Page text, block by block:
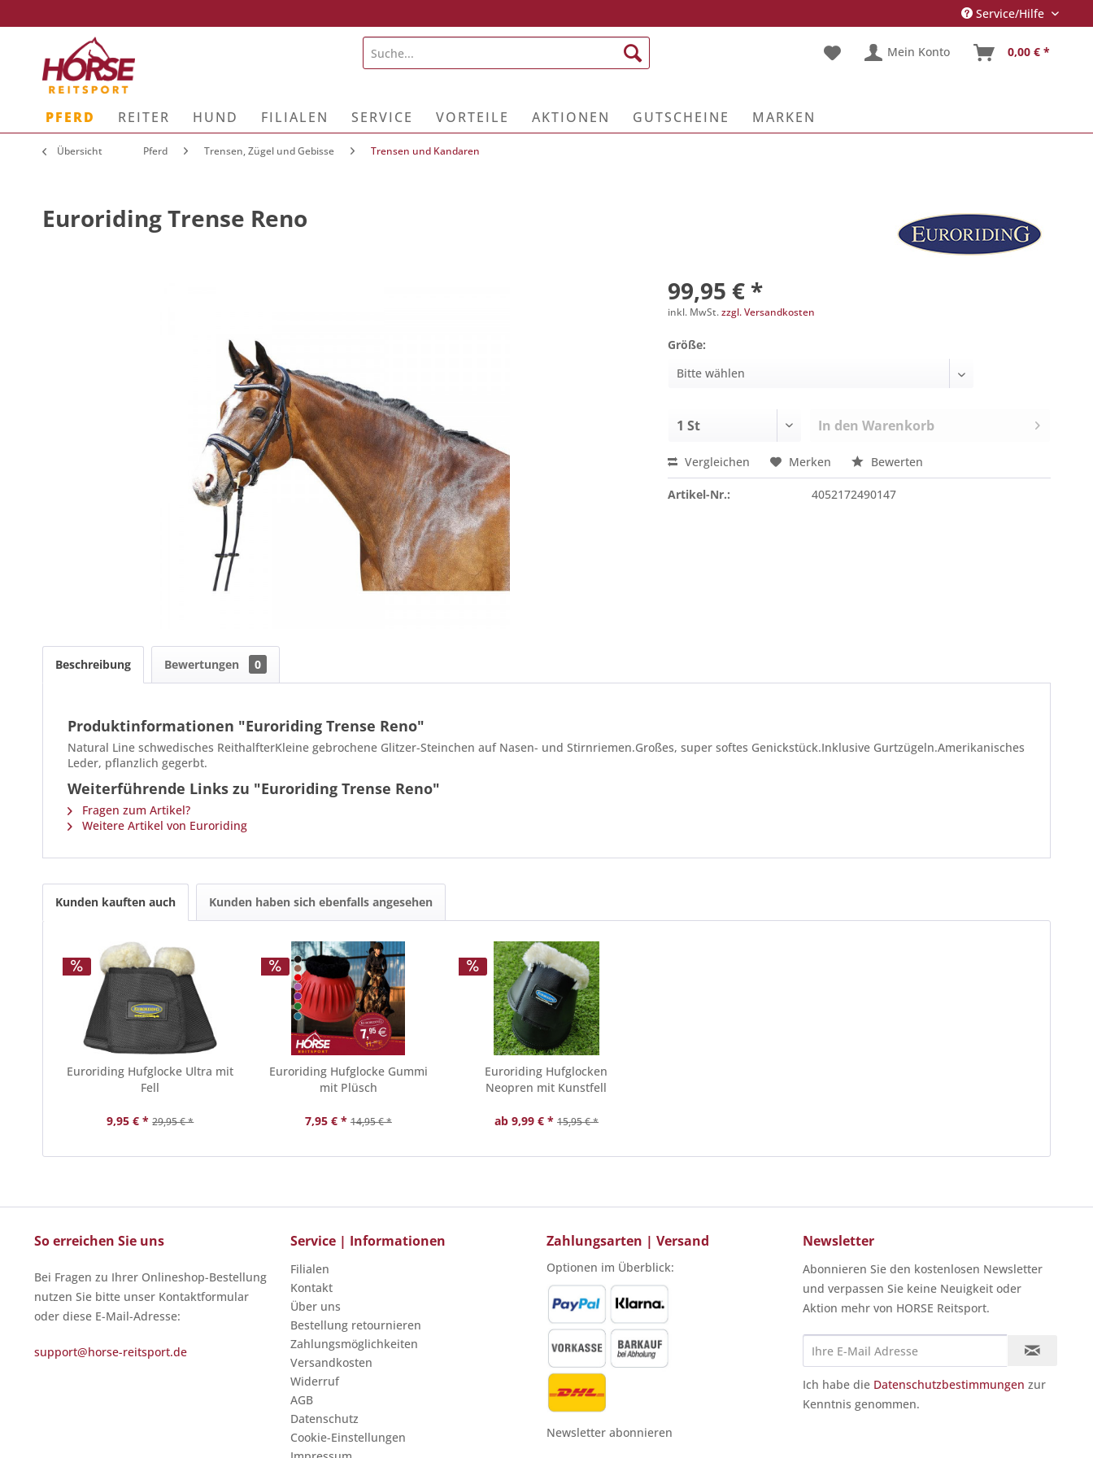
Service/Hilfe
Mein Konto 0,00 € *
PFERD REITER HUND FILIALEN SERVICE VORTEILE AKTIONEN GUTSCHEINE MARKEN
Übersicht Pferd Trensen, Zügel und Gebisse Trensen und Kandaren
Euroriding Trense Reno
99,95 € *
inkl. MwSt.zzgl. Versandkosten
Größe:
In den Warenkorb
Vergleichen Merken Bewerten
Artikel-Nr.: 4052172490147
Beschreibung Bewertungen 0
Produktinformationen "Euroriding Trense Reno"
Natural Line schwedisches ReithalfterKleine gebrochene Glitzer-Steinchen auf Nasen- und Stirnriemen.Großes, super softes Genickstück.Inklusive Gurtzügeln.Amerikanisches
Leder, pflanzlich gegerbt.
Weiterführende Links zu "Euroriding Trense Reno"
Fragen zum Artikel?
Weitere Artikel von Euroriding
Kunden kauften auch Kunden haben sich ebenfalls angesehen
Euroriding Hufglocke Ultra mit
Fell
9,95 € * 29,95 € *
Euroriding Hufglocke Gummi
mit Plüsch
7,95 € * 14,95 € *
Euroriding Hufglocken
Neopren mit Kunstfell
ab 9,99 € * 15,95 € *
So erreichen Sie uns
Bei Fragen zu Ihrer Onlineshop-Bestellung
nutzen Sie bitte unser Kontaktformular
oder diese E-Mail-Adresse:
support@horse-reitsport.de
Service | Informationen
Filialen
Kontakt
Über uns
Bestellung retournieren
Zahlungsmöglichkeiten
Versandkosten
Widerruf
AGB
Datenschutz
Cookie-Einstellungen
Zahlungsarten | Versand
Optionen im Überblick:
Newsletter abonnieren
Newsletter
Abonnieren Sie den kostenlosen Newsletter
und verpassen Sie keine Neuigkeit oder
Aktion mehr von HORSE Reitsport.
Ich habe die Datenschutzbestimmungen zur
Kenntnis genommen.